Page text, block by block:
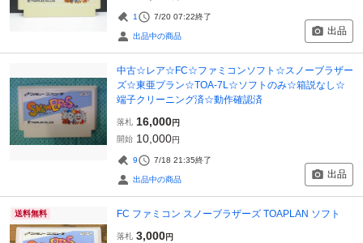
1 7/20 07:22終了
出品中の商品 出品
中古☆レア☆FC☆ファミコンソフト☆スノーブラザー
ズ☆東亜プラン☆TOA-7L☆ソフトのみ☆箱説なし☆
端子クリーニング済☆動作確認済
落札 16,000円
開始 10,000円
9 7/18 21:35終了
出品中の商品 出品
送料無料 FC ファミコン スノーブラザーズ TOAPLAN ソフト
落札 3,000円